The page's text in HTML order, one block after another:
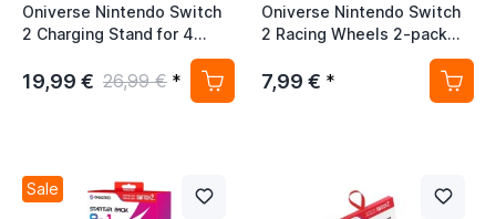
Oniverse Nintendo Switch
2 Charging Stand for 4
19,99 € 26,99 € *
Oniverse Nintendo Switch
2 Racing Wheels 2-pack
7,99 € *
Sale